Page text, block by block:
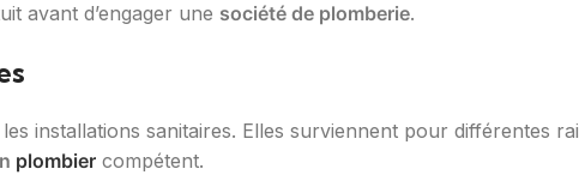
avant d’engager une société de plomberie.
installations sanitaires. Elles surviennent pour différentes
plombier compétent.